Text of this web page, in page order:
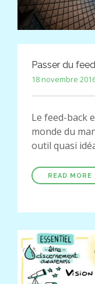
Passer du
18 novembre
Le feed-back
monde du
outil quasi
READ MORE